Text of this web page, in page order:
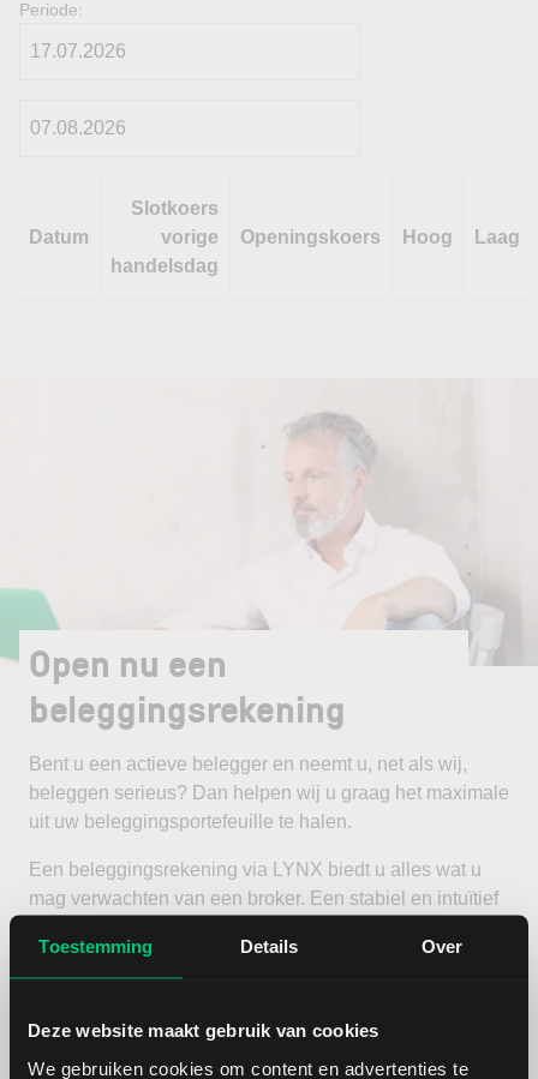
Toestemming Details Over
Deze website maakt gebruik van cookies
We gebruiken cookies om content en advertenties te
Periode:
Datum
Slotkoers
vorige
handelsdag
Openingskoers Hoog Laag
Open nu een
beleggingsrekening
Bent u een actieve belegger en neemt u, net als wij,
beleggen serieus? Dan helpen wij u graag het maximale
uit uw beleggingsportefeuille te halen.
Een beleggingsrekening via LYNX biedt u alles wat u
mag verwachten van een broker. Een stabiel en intuïtief
uitgebreid aanbod van beleggingsproducten en
beurzen.
Open een beleggingsrekening